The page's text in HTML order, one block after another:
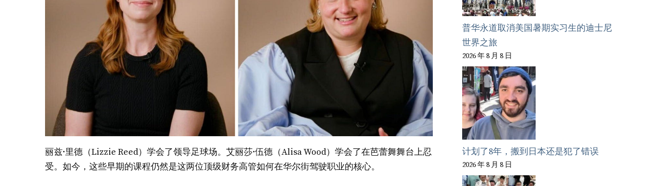
丽兹·里德（Lizzie Reed）学会了领导足球场。艾丽莎·伍德（Alisa Wood）学会了在芭蕾舞舞台上忍
受。如今，这些早期的课程仍然是这两位顶级财务高管如何在华尔街驾驶职业的核心。
普华永道取消美国暑期实习生的迪士尼
世界之旅
2026 年 8 月 8 日
计划了8年，搬到日本还是犯了错误
2026 年 8 月 8 日